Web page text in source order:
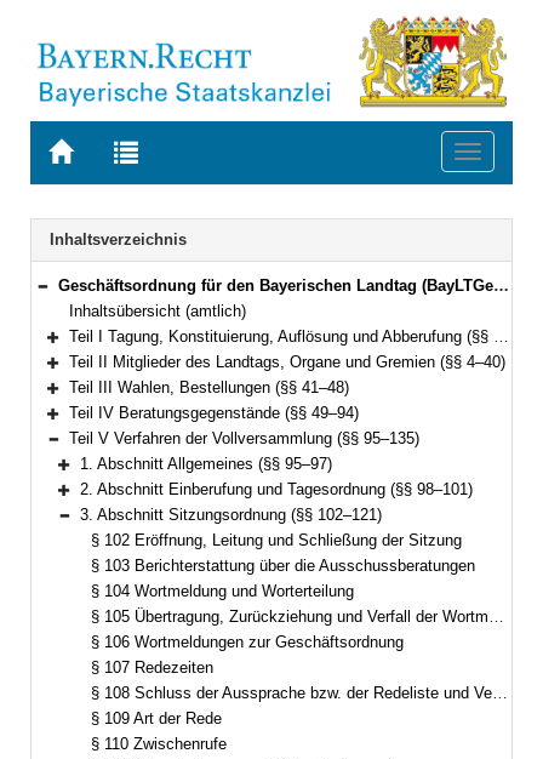
Zur
BAYERN.RECHT
Zur
letzten
Suche
Toggle
Navigation
Inhaltsverzeichnis
Bereich reduzieren
Geschäftsordnung für den Bayerischen Landtag (BayLTGeschO) in der Fassung der Bekanntmachung vom 14. August 2009 (GVBl. S. 420) BayRS 1100-3-I (§§ 1–195)
Inhaltsübersicht (amtlich)
Bereich erweitern
Teil I Tagung, Konstituierung, Auflösung und Abberufung (§§ 1–3)
Bereich erweitern
Teil II Mitglieder des Landtags, Organe und Gremien (§§ 4–40)
Bereich erweitern
Teil III Wahlen, Bestellungen (§§ 41–48)
Bereich erweitern
Teil IV Beratungsgegenstände (§§ 49–94)
Bereich reduzieren
Teil V Verfahren der Vollversammlung (§§ 95–135)
Bereich erweitern
1. Abschnitt Allgemeines (§§ 95–97)
Bereich erweitern
2. Abschnitt Einberufung und Tagesordnung (§§ 98–101)
Bereich reduzieren
3. Abschnitt Sitzungsordnung (§§ 102–121)
§ 102 Eröffnung, Leitung und Schließung der Sitzung
§ 103 Berichterstattung über die Ausschussberatungen
§ 104 Wortmeldung und Worterteilung
§ 105 Übertragung, Zurückziehung und Verfall der Wortmeldung
§ 106 Wortmeldungen zur Geschäftsordnung
§ 107 Redezeiten
§ 108 Schluss der Aussprache bzw. der Redeliste und Verkürzung der Redezeit
§ 109 Art der Rede
§ 110 Zwischenrufe